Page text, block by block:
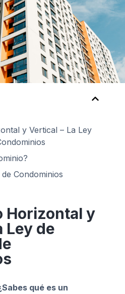
y Vertical – La Ley
Condominios
Horizontal y
Ley de
qué es un